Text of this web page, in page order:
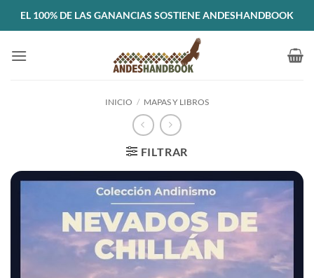
EL 100% DE LAS GANANCIAS SOSTIENE ANDESHANDBOOK
INICIO / MAPAS Y LIBROS
FILTRAR